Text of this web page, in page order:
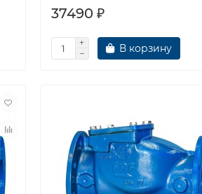
37490 ₽
В корзину